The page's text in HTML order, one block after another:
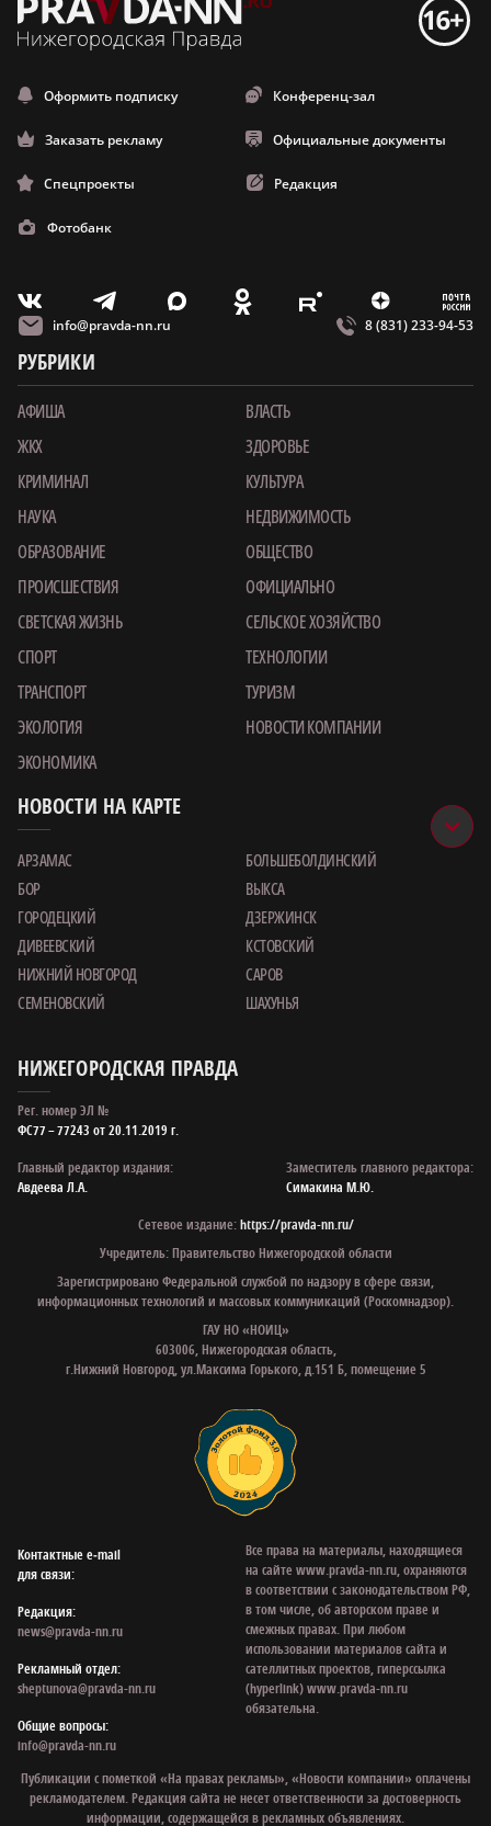
Оформить подписку Конференц-зал
Заказать рекламу Официальные документы
Спецпроекты Редакция
Фотобанк
V T X O E Z m
info@pravda-nn.ru 8 (831) 233-94-53
РУБРИКИ
АФИША
ВЛАСТЬ
ЖКХ
ЗДОРОВЬЕ
КРИМИНАЛ
КУЛЬТУРА
НАУКА
НЕДВИЖИМОСТЬ
ОБРАЗОВАНИЕ
ОБЩЕСТВО
ПРОИСШЕСТВИЯ
ОФИЦИАЛЬНО
СВЕТСКАЯ ЖИЗНЬ
СЕЛЬСКОЕ ХОЗЯЙСТВО
СПОРТ
ТЕХНОЛОГИИ
ТРАНСПОРТ
ТУРИЗМ
ЭКОЛОГИЯ
НОВОСТИ КОМПАНИИ
ЭКОНОМИКА
НОВОСТИ НА КАРТЕ
АРЗАМАС
БОЛЬШЕБОЛДИНСКИЙ
БОР
ВЫКСА
ГОРОДЕЦКИЙ
ДЗЕРЖИНСК
ДИВЕЕВСКИЙ
КСТОВСКИЙ
НИЖНИЙ НОВГОРОД
САРОВ
СЕМЕНОВСКИЙ
ШАХУНЬЯ
НИЖЕГОРОДСКАЯ ПРАВДА
Рег. номер ЭЛ №
ФС77 – 77243 от 20.11.2019 г.
Главный редактор издания:
Авдеева Л.А.
Заместитель главного редактора:
Симакина М.Ю.
Сетевое издание:https://pravda-nn.ru/
Учредитель: Правительство Нижегородской области
Зарегистрировано Федеральной службой по надзору в сфере связи,
информационных технологий и массовых коммуникаций (Роскомнадзор).
ГАУ НО «НОИЦ»
603006, Нижегородская область,
г.Нижний Новгород, ул.Максима Горького, д.151 Б, помещение 5
Контактные e‑mail
для связи:
Редакция:
news@pravda-nn.ru
Рекламный отдел:
sheptunova@pravda-nn.ru
Общие вопросы:
info@pravda-nn.ru
Все права на материалы, находящиеся
на сайте www.pravda-nn.ru, охраняются
в соответствии с законодательством РФ,
в том числе, об авторском праве и
смежных правах. При любом
использовании материалов сайта и
сателлитных проектов, гиперссылка
(hyperlink) www.pravda-nn.ru
обязательна.
Публикации с пометкой «На правах рекламы», «Новости компании» оплачены
рекламодателем. Редакция сайта не несет ответственности за достоверность
информации, содержащейся в рекламных объявлениях.